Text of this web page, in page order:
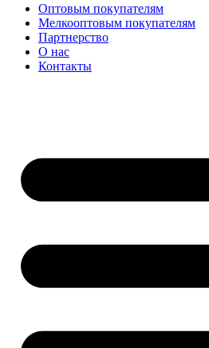
Оптовым покупателям
Мелкооптовым покупателям
Партнерство
О нас
Контакты